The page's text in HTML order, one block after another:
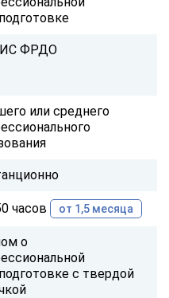
ФРДО
или среднего
часов от 1,5 месяца
о
с твердой